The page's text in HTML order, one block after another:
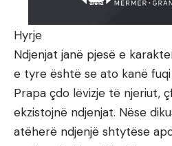
Hyrje
Ndjenjat janë pjesë e
e tyre është se ato kanë
Prapa çdo lëvizje të njeriut,
ekzistojnë ndjenjat. Nëse
atëherë ndjenjë shtytëse